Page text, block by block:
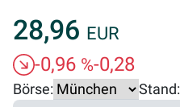
28,96 EUR
-0,96 %-0,28
Börse: Stand: